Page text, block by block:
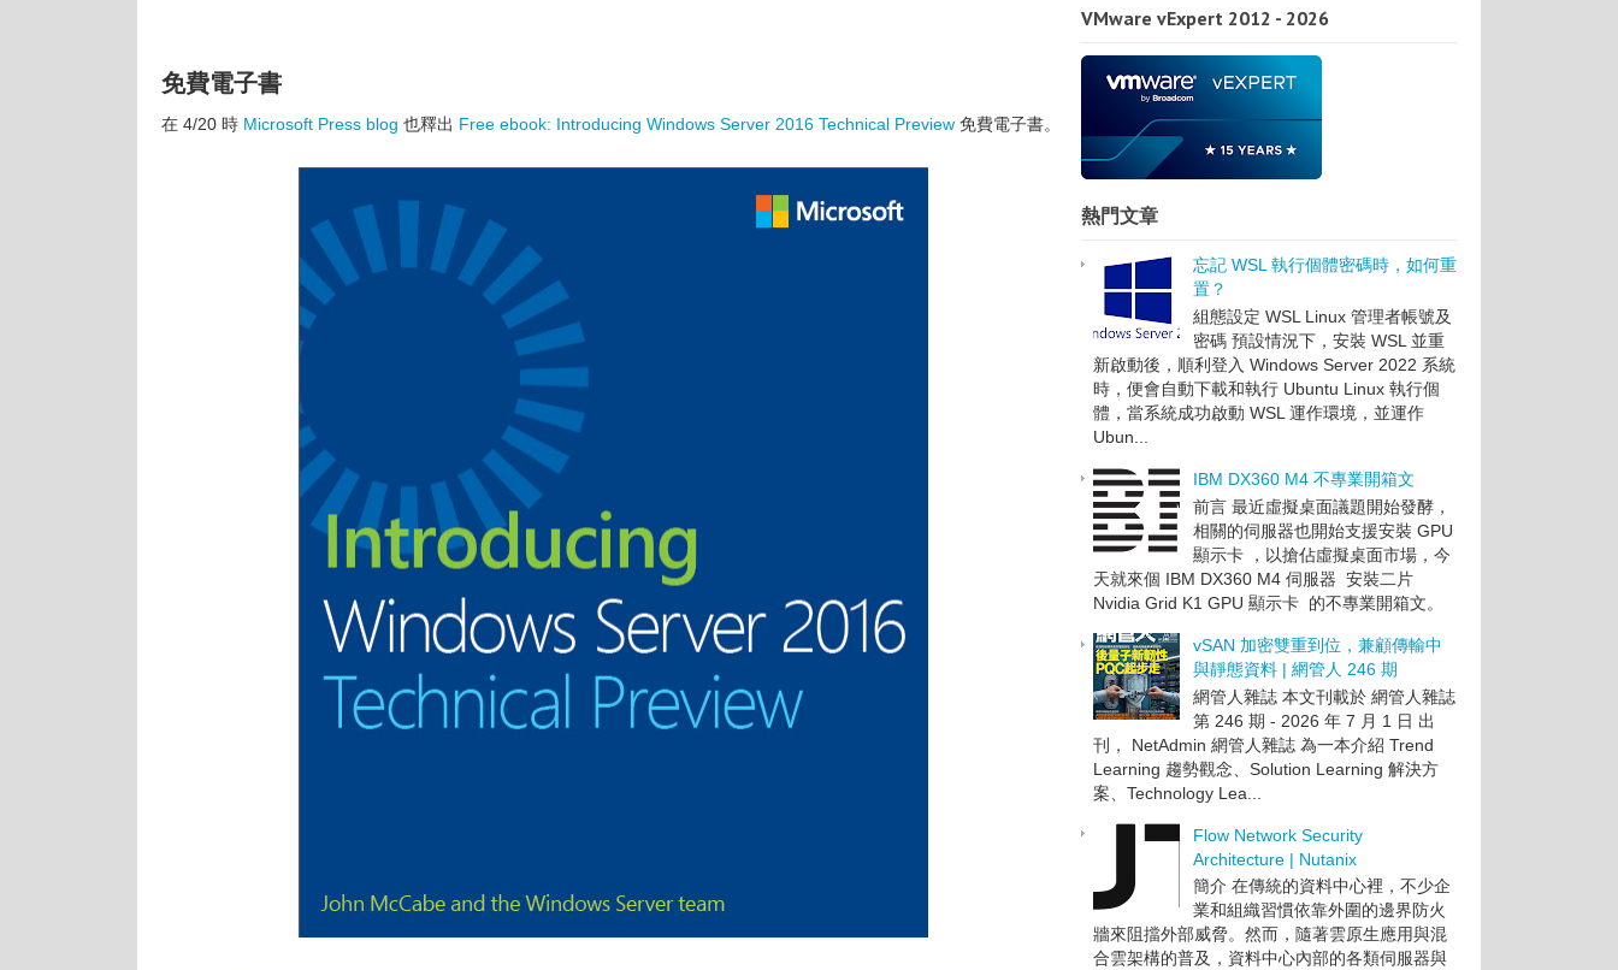
免費電子書
在 4/20 時 Microsoft Press blog 也釋出 Free ebook: Introducing Windows Server 2016 Technical Preview 免費電子書。
VMware vExpert 2012 - 2026
熱門文章
忘記 WSL 執行個體密碼時，如何重
置？
組態設定 WSL Linux 管理者帳號及
密碼 預設情況下，安裝 WSL 並重
新啟動後，順利登入 Windows Server 2022 系統
時，便會自動下載和執行 Ubuntu Linux 執行個
體，當系統成功啟動 WSL 運作環境，並運作
Ubun...
IBM DX360 M4 不專業開箱文
前言 最近虛擬桌面議題開始發酵，
相關的伺服器也開始支援安裝 GPU
顯示卡 ，以搶佔虛擬桌面市場，今
天就來個 IBM DX360 M4 伺服器 安裝二片
Nvidia Grid K1 GPU 顯示卡 的不專業開箱文。
vSAN 加密雙重到位，兼顧傳輸中
與靜態資料 | 網管人 246 期
網管人雜誌 本文刊載於 網管人雜誌
第 246 期 - 2026 年 7 月 1 日 出
刊， NetAdmin 網管人雜誌 為一本介紹 Trend
Learning 趨勢觀念、Solution Learning 解決方
案、Technology Lea...
Flow Network Security
Architecture | Nutanix
簡介 在傳統的資料中心裡，不少企
業和組織習慣依靠外圍的邊界防火
牆來阻擋外部威脅。然而，隨著雲原生應用與混
合雲架構的普及，資料中心內部的各類伺服器與